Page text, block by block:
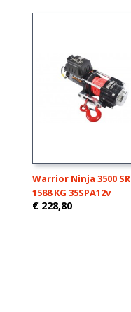
Warrior Ninja 3500 SR
1588 KG 35SPA12v
€ 228,80